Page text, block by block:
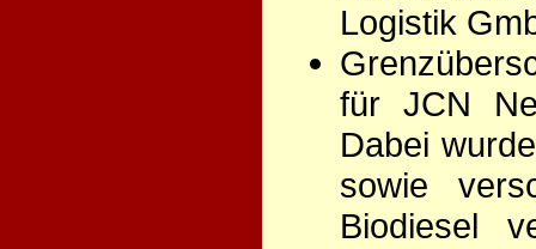
Logistik
für JCN
Dabei
sowie
Biodiesel